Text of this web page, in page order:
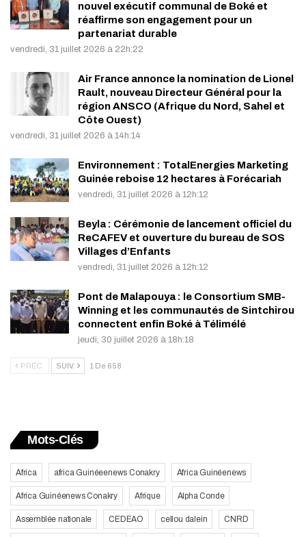
nouvel exécutif communal de Boké et
réaffirme son engagement pour un
partenariat durable
vendredi, 31 juillet 2026 à 22h:22
Air France annonce la nomination de Lionel
Rault, nouveau Directeur Général pour la
région ANSCO (Afrique du Nord, Sahel et
Côte Ouest)
vendredi, 31 juillet 2026 à 14h:14
Environnement : TotalEnergies Marketing
Guinée reboise 12 hectares à Forécariah
vendredi, 31 juillet 2026 à 12h:12
Beyla : Cérémonie de lancement officiel du
ReCAFEV et ouverture du bureau de SOS
Villages d’Enfants
vendredi, 31 juillet 2026 à 12h:12
Pont de Malapouya : le Consortium SMB-
Winning et les communautés de Sintchirou
connectent enfin Boké à Télimélé
jeudi, 30 juillet 2026 à 18h:18
PRÉC. SUIV. 1 De 658
Mots-Clés
Africa africa Guinéeenews Conakry Africa Guinéenews
Africa Guinéenews Conakry Afrique Alpha Conde
Assemblée nationale CEDEAO cellou dalein CNRD